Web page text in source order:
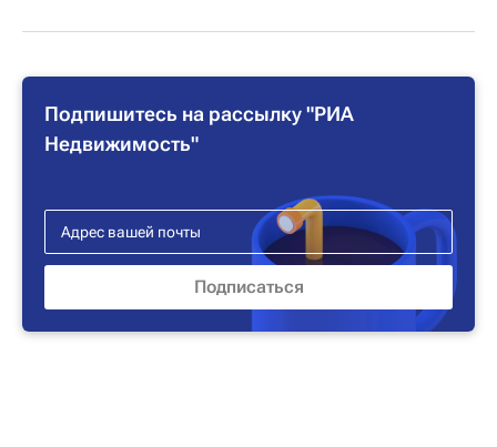
Подпишитесь на рассылку "РИА
Недвижимость"